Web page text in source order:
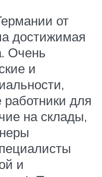
от
достижимая
Очень
и
для
на склады,
и